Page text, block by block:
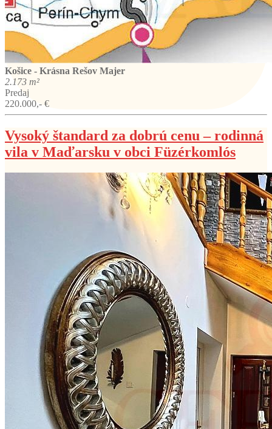
Košice - Krásna Rešov Majer
2.173 m²
Predaj
220.000,- €
Vysoký štandard za dobrú cenu – rodinná
vila v Maďarsku v obci Füzérkomlós